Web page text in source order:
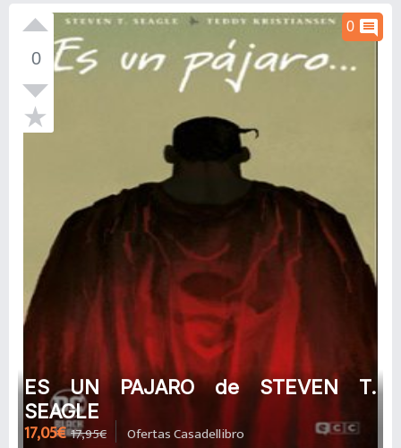
0
0 comment
ES UN PAJARO de STEVEN T.
SEAGLE
17,05€ 17,95€ Ofertas Casadellibro